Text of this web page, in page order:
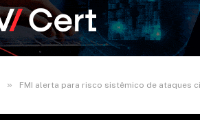
» FMI alerta para risco sistêmico de ataques